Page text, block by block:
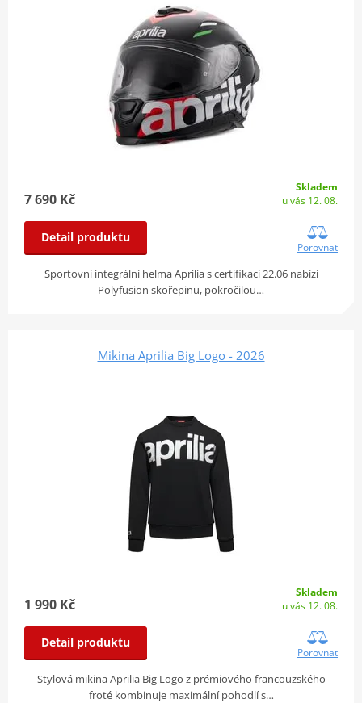
7 690 Kč
Skladem
u vás 12. 08.
Detail produktu
Porovnat
Sportovní integrální helma Aprilia s certifikací 22.06 nabízí
Polyfusion skořepinu, pokročilou…
Mikina Aprilia Big Logo - 2026
1 990 Kč
Skladem
u vás 12. 08.
Detail produktu
Porovnat
Stylová mikina Aprilia Big Logo z prémiového francouzského
froté kombinuje maximální pohodlí s…